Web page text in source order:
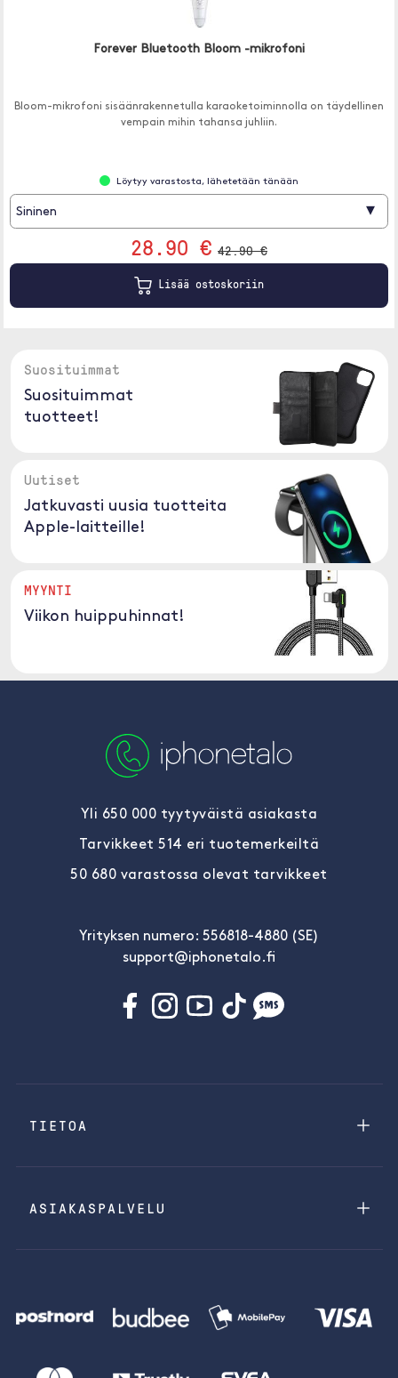
Forever Bluetooth Bloom -mikrofoni
Bloom-mikrofoni sisäänrakennetulla karaoketoiminnolla on täydellinen
vempain mihin tahansa juhliin.
Löytyy varastosta, lähetetään tänään
Sininen ▾
28.90 € 42.90 €
Lisää ostoskoriin
Suosituimmat
Suosituimmat
tuotteet!
Uutiset
Jatkuvasti uusia tuotteita
Apple-laitteille!
MYYNTI
Viikon huippuhinnat!
Yli 650 000 tyytyväistä asiakasta
Tarvikkeet 514 eri tuotemerkeiltä
50 680 varastossa olevat tarvikkeet
Yrityksen numero: 556818-4880 (SE)
support@iphonetalo.fi
TIETOA
ASIAKASPALVELU